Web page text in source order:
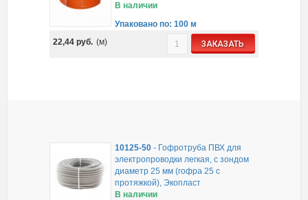
В наличии
Упаковано по: 100 м
22,44руб. (м) ЗАКАЗАТЬ
10125-50 - Гофротруба ПВХ для
электропроводки легкая, с зондом
диаметр 25 мм (гофра 25 с
протяжкой), Экопласт
В наличии